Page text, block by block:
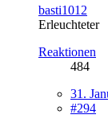
basti1012
Erleuchteter
Reaktionen
484
31.
#294